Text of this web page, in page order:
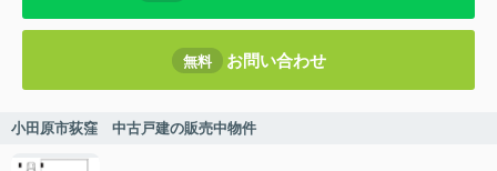
無料 お問い合わせ
小田原市荻窪 中古戸建の販売中物件